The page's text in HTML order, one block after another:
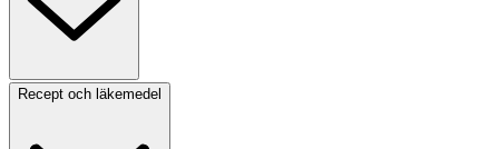
Recept och läkemedel